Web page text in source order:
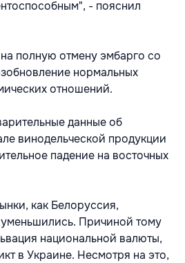
- пояснил
полную отмену эмбарго со
нормальных
отношений.
данные об
винодельческой продукции
падение на восточных
как Белоруссия,
уменьшились. Причиной тому
национальной валюты,
в Украине. Несмотря на это,